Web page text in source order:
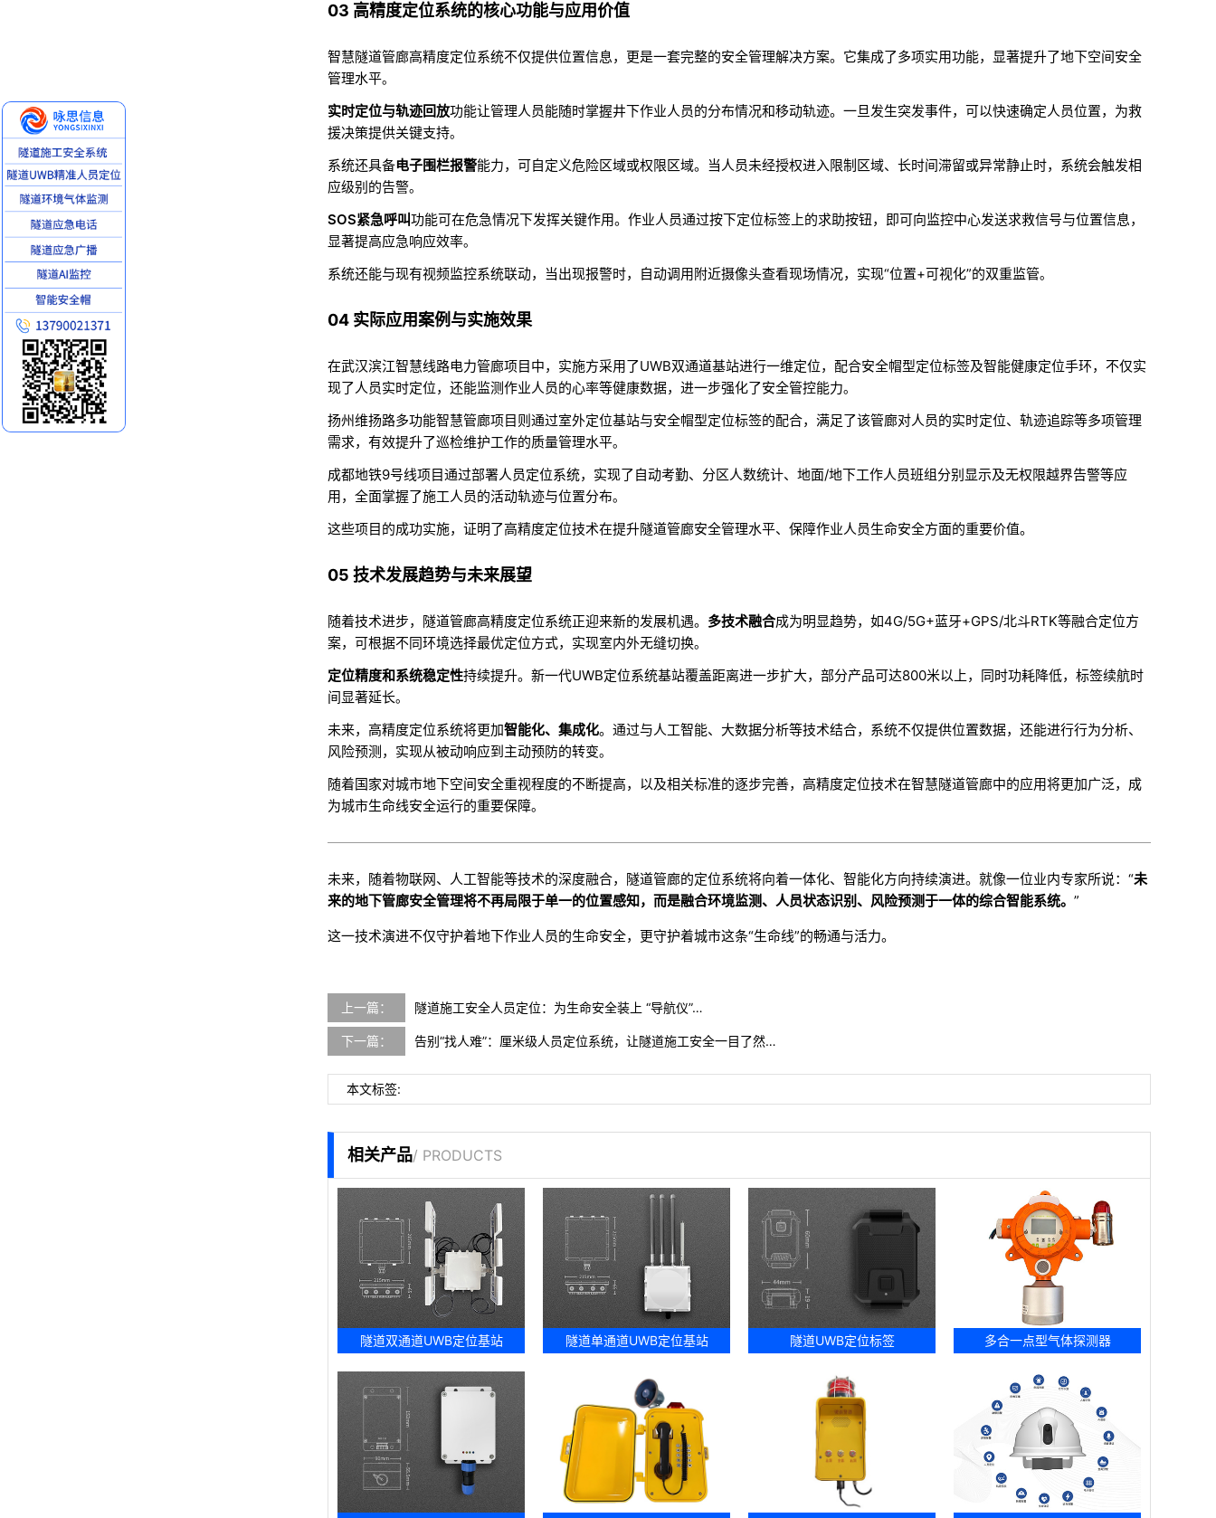
03 高精度定位系统的核心功能与应用价值
智慧隧道管廊高精度定位系统不仅提供位置信息，更是一套完整的安全管理解决方案。它集成了多项实用功能，显著提升了地下空间安全
管理水平。
实时定位与轨迹回放功能让管理人员能随时掌握井下作业人员的分布情况和移动轨迹。一旦发生突发事件，可以快速确定人员位置，为救
援决策提供关键支持。
系统还具备电子围栏报警能力，可自定义危险区域或权限区域。当人员未经授权进入限制区域、长时间滞留或异常静止时，系统会触发相
应级别的告警。
SOS紧急呼叫功能可在危急情况下发挥关键作用。作业人员通过按下定位标签上的求助按钮，即可向监控中心发送求救信号与位置信息，
显著提高应急响应效率。
系统还能与现有视频监控系统联动，当出现报警时，自动调用附近摄像头查看现场情况，实现“位置+可视化”的双重监管。
04 实际应用案例与实施效果
在武汉滨江智慧线路电力管廊项目中，实施方采用了UWB双通道基站进行一维定位，配合安全帽型定位标签及智能健康定位手环，不仅实
现了人员实时定位，还能监测作业人员的心率等健康数据，进一步强化了安全管控能力。
扬州维扬路多功能智慧管廊项目则通过室外定位基站与安全帽型定位标签的配合，满足了该管廊对人员的实时定位、轨迹追踪等多项管理
需求，有效提升了巡检维护工作的质量管理水平。
成都地铁9号线项目通过部署人员定位系统，实现了自动考勤、分区人数统计、地面/地下工作人员班组分别显示及无权限越界告警等应
用，全面掌握了施工人员的活动轨迹与位置分布。
这些项目的成功实施，证明了高精度定位技术在提升隧道管廊安全管理水平、保障作业人员生命安全方面的重要价值。
05 技术发展趋势与未来展望
随着技术进步，隧道管廊高精度定位系统正迎来新的发展机遇。 多技术融合成为明显趋势，如4G/5G+蓝牙+GPS/北斗RTK等融合定位方
案，可根据不同环境选择最优定位方式，实现室内外无缝切换。
定位精度和系统稳定性持续提升。新一代UWB定位系统基站覆盖距离进一步扩大，部分产品可达800米以上，同时功耗降低，标签续航时
间显著延长。
未来，高精度定位系统将更加智能化、集成化。通过与人工智能、大数据分析等技术结合，系统不仅提供位置数据，还能进行行为分析、
风险预测，实现从被动响应到主动预防的转变。
随着国家对城市地下空间安全重视程度的不断提高，以及相关标准的逐步完善，高精度定位技术在智慧隧道管廊中的应用将更加广泛，成
为城市生命线安全运行的重要保障。
未来，随着物联网、人工智能等技术的深度融合，隧道管廊的定位系统将向着一体化、智能化方向持续演进。就像一位业内专家所说：“未
来的地下管廊安全管理将不再局限于单一的位置感知，而是融合环境监测、人员状态识别、风险预测于一体的综合智能系统。 ”
这一技术演进不仅守护着地下作业人员的生命安全，更守护着城市这条“生命线”的畅通与活力。
上一篇： 隧道施工安全人员定位：为生命安全装上 “导航仪”…
下一篇： 告别“找人难”：厘米级人员定位系统，让隧道施工安全一目了然…
本文标签:
相关产品/ PRODUCTS
隧道双通道UWB定位基站 隧道单通道UWB定位基站 隧道UWB定位标签 多合一点型气体探测器